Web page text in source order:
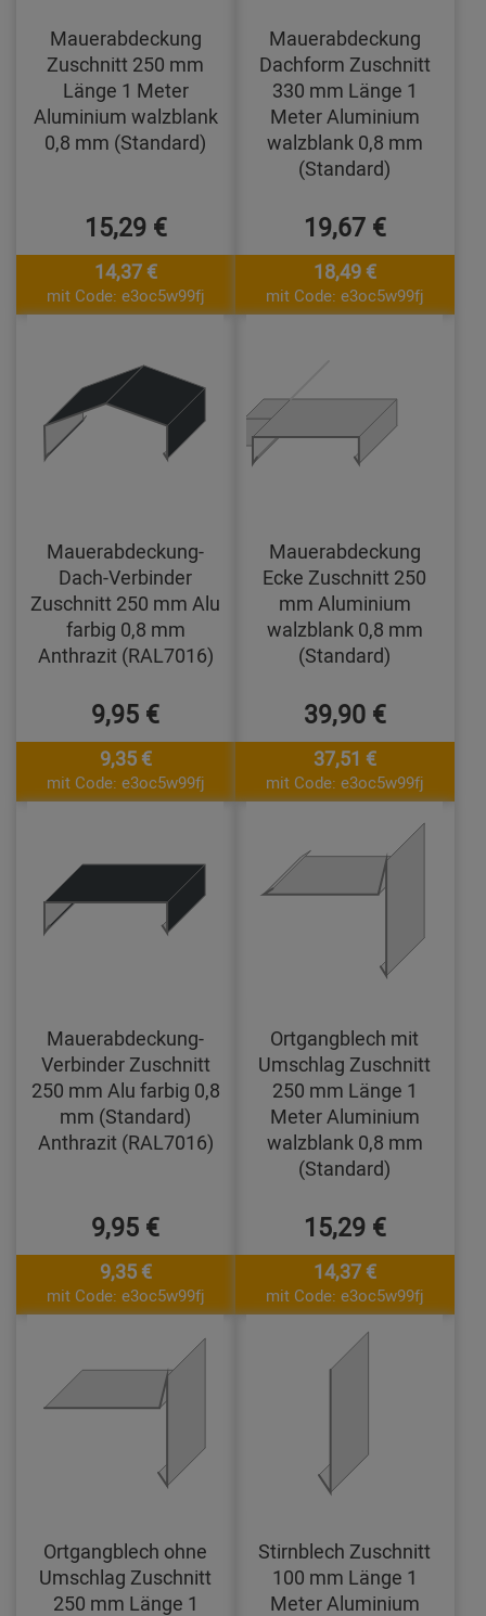
Mauerabdeckung
Zuschnitt 250 mm
Länge 1 Meter
Aluminium walzblank
0,8 mm (Standard)
15,29 €
14,37 €
mit Code: e3oc5w99fj
Mauerabdeckung
Dachform Zuschnitt
330 mm Länge 1
Meter Aluminium
walzblank 0,8 mm
(Standard)
19,67 €
18,49 €
mit Code: e3oc5w99fj
Mauerabdeckung-
Dach-Verbinder
Zuschnitt 250 mm Alu
farbig 0,8 mm
Anthrazit (RAL7016)
9,95 €
9,35 €
mit Code: e3oc5w99fj
Mauerabdeckung
Ecke Zuschnitt 250
mm Aluminium
walzblank 0,8 mm
(Standard)
39,90 €
37,51 €
mit Code: e3oc5w99fj
Mauerabdeckung-
Verbinder Zuschnitt
250 mm Alu farbig 0,8
mm (Standard)
Anthrazit (RAL7016)
9,95 €
9,35 €
mit Code: e3oc5w99fj
Ortgangblech mit
Umschlag Zuschnitt
250 mm Länge 1
Meter Aluminium
walzblank 0,8 mm
(Standard)
15,29 €
14,37 €
mit Code: e3oc5w99fj
Ortgangblech ohne
Umschlag Zuschnitt
250 mm Länge 1
Stirnblech Zuschnitt
100 mm Länge 1
Meter Aluminium